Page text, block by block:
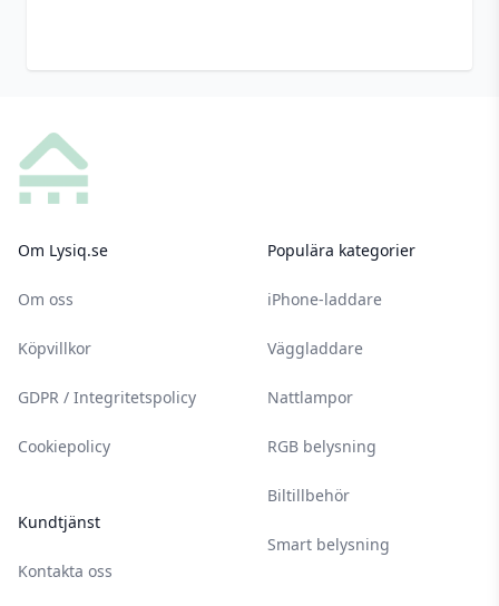
Om Lysiq.se
Om oss
Köpvillkor
GDPR / Integritetspolicy
Cookiepolicy
Kundtjänst
Kontakta oss
Populära kategorier
iPhone-laddare
Väggladdare
Nattlampor
RGB belysning
Biltillbehör
Smart belysning